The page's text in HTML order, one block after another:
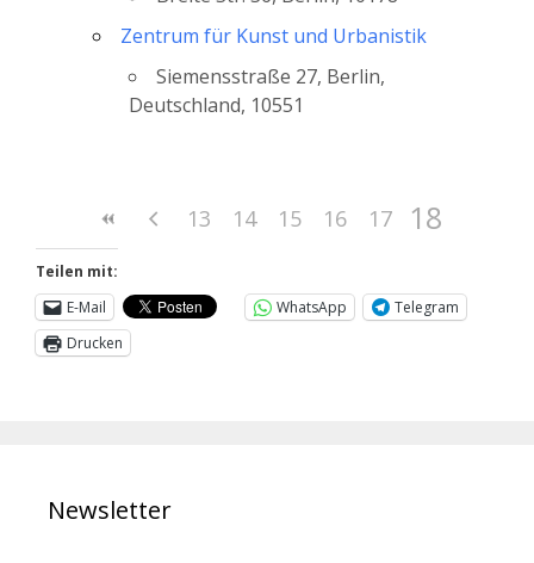
Zentrum für Kunst und Urbanistik
Siemensstraße 27, Berlin,
Deutschland, 10551
13 14 15 16 17 18
Teilen mit:
E-Mail
WhatsApp
Telegram
Drucken
Newsletter